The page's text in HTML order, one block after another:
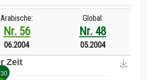
Arabische:
Nr. 56
06.2004
Global:
Nr. 48
05.2004